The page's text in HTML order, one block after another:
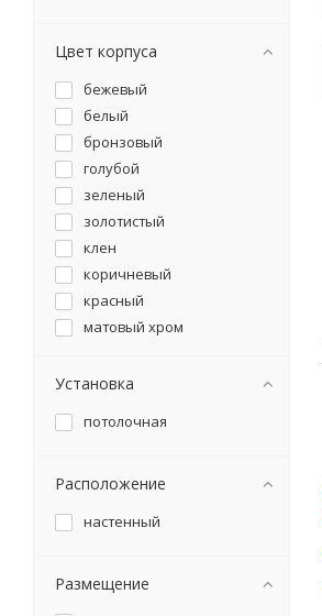
Цвет корпуса
бежевый
белый
бронзовый
голубой
зеленый
золотистый
клен
коричневый
красный
матовый хром
сатин никель
серебряный
фиолетовый
Установка
потолочная
Расположение
настенный
Размещение